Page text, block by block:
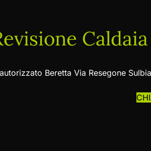
Beretta Via Resegone